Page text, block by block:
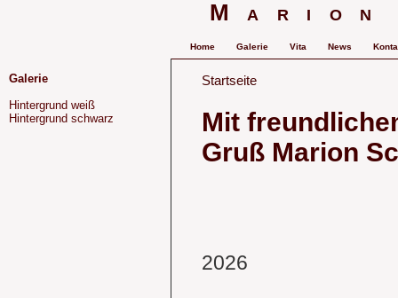
Home Galerie Vita News
Startseite
Mit
Gruß Marion
2026
Galerie
Hintergrund weiß
Hintergrund schwarz